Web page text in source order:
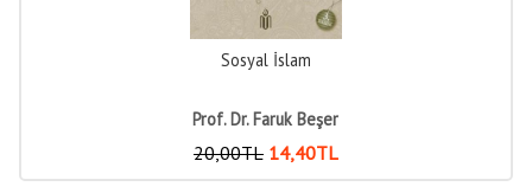
Sosyal İslam
Prof. Dr. Faruk Beşer
20,00TL 14,40TL